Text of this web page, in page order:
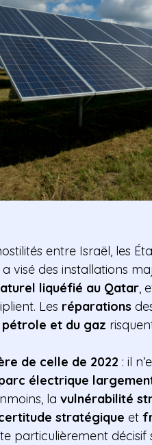
entre Israël, les
a visé des installations
liquéfié au Qatar,
Les réparations
pétrole et du gaz
de celle de 2022 : il
électrique
la vulnérabilité
stratégique et
particulièrement décisif